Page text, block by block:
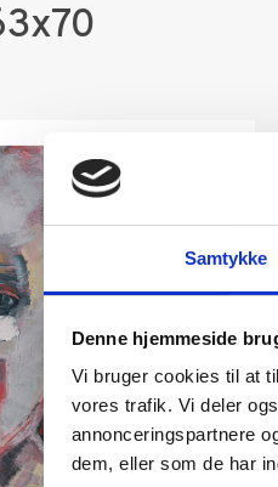
Samtykke
Denne hjemmeside
Vi bruger cookies til at
vores trafik. Vi deler
annonceringspartnere
dem, eller som de har